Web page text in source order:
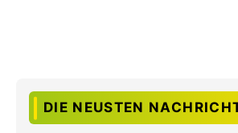
DIE NEUSTEN